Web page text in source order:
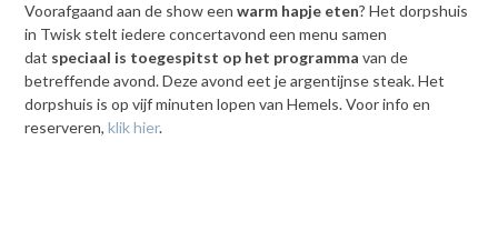
Voorafgaand aan de show eenwarm hapje eten? Het dorpshuis
in Twisk stelt iedere concertavond een menu samen
dat speciaal is toegespitst op het programma van de
betreffende avond. Deze avond eet je argentijnse steak. Het
dorpshuis is op vijf minuten lopen van Hemels. Voor info en
reserveren,klik hier.